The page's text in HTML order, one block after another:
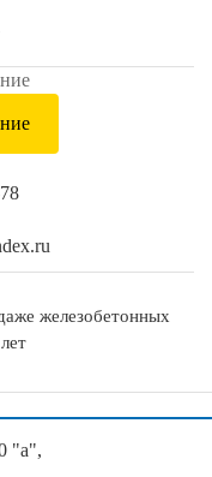
железобетонных
"а",